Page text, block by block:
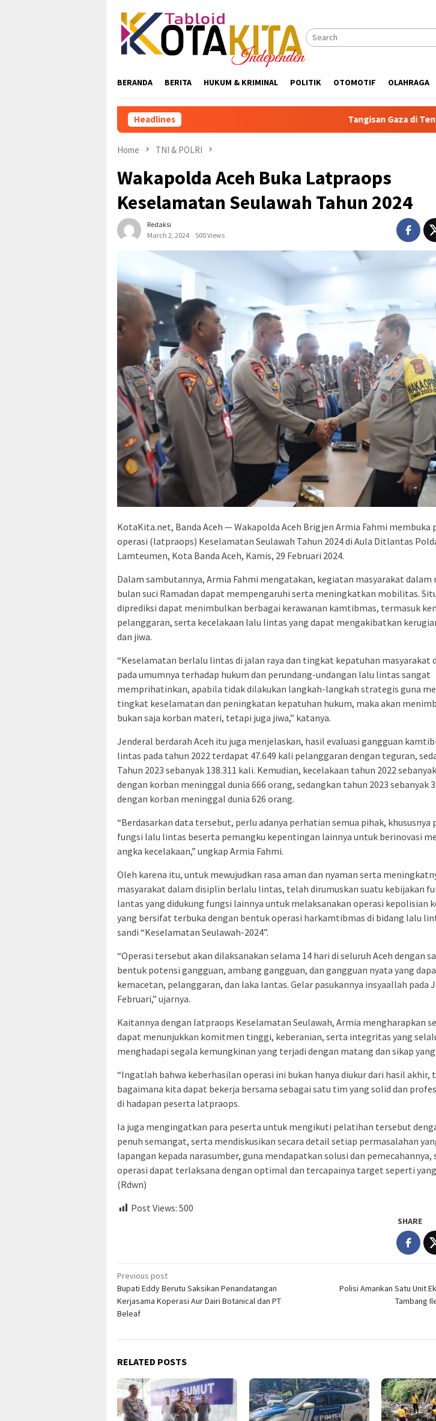
content
BERANDA BERITA HUKUM & KRIMINAL POLITIK OTOMOTIF OLAHRAGA
Headlines Tangisan Gaza di Tengah Gempuran:
Home TNI & POLRI
Wakapolda Aceh Buka Latpraops
Keselamatan Seulawah Tahun 2024
Redaksi
March 2, 2024
500 Views
KotaKita.net, Banda Aceh — Wakapolda Aceh Brigjen Armia Fahmi membuka
operasi (latpraops) Keselamatan Seulawah Tahun 2024 di Aula Ditlantas
Lamteumen, Kota Banda Aceh, Kamis, 29 Februari 2024.
Dalam sambutannya, Armia Fahmi mengatakan, kegiatan masyarakat dalam
bulan suci Ramadan dapat mempengaruhi serta meningkatkan mobilitas.
diprediksi dapat menimbulkan berbagai kerawanan kamtibmas, termasuk
pelanggaran, serta kecelakaan lalu lintas yang dapat mengakibatkan
dan jiwa.
“Keselamatan berlalu lintas di jalan raya dan tingkat kepatuhan masyarakat
pada umumnya terhadap hukum dan perundang-undangan lalu lintas sangat
memprihatinkan, apabila tidak dilakukan langkah-langkah strategis guna
tingkat keselamatan dan peningkatan kepatuhan hukum, maka akan
bukan saja korban materi, tetapi juga jiwa,” katanya.
Jenderal berdarah Aceh itu juga menjelaskan, hasil evaluasi gangguan
lintas pada tahun 2022 terdapat 47.649 kali pelanggaran dengan teguran,
Tahun 2023 sebanyak 138.311 kali. Kemudian, kecelakaan tahun 2022
dengan korban meninggal dunia 666 orang, sedangkan tahun 2023 sebanyak
dengan korban meninggal dunia 626 orang.
“Berdasarkan data tersebut, perlu adanya perhatian semua pihak, khususnya
fungsi lalu lintas beserta pemangku kepentingan lainnya untuk berinovasi
angka kecelakaan,” ungkap Armia Fahmi.
Oleh karena itu, untuk mewujudkan rasa aman dan nyaman serta
masyarakat dalam disiplin berlalu lintas, telah dirumuskan suatu kebijakan
lantas yang didukung fungsi lainnya untuk melaksanakan operasi kepolisian
yang bersifat terbuka dengan bentuk operasi harkamtibmas di bidang lalu
sandi “Keselamatan Seulawah-2024”.
“Operasi tersebut akan dilaksanakan selama 14 hari di seluruh Aceh dengan
bentuk potensi gangguan, ambang gangguan, dan gangguan nyata yang
kemacetan, pelanggaran, dan laka lantas. Gelar pasukannya insyaallah pada
Februari,” ujarnya.
Kaitannya dengan latpraops Keselamatan Seulawah, Armia mengharapkan
dapat menunjukkan komitmen tinggi, keberanian, serta integritas yang
menghadapi segala kemungkinan yang terjadi dengan matang dan sikap
“Ingatlah bahwa keberhasilan operasi ini bukan hanya diukur dari hasil akhir,
bagaimana kita dapat bekerja bersama sebagai satu tim yang solid dan
di hadapan peserta latpraops.
Ia juga mengingatkan para peserta untuk mengikuti pelatihan tersebut
penuh semangat, serta mendiskusikan secara detail setiap permasalahan
lapangan kepada narasumber, guna mendapatkan solusi dan pemecahannya,
operasi dapat terlaksana dengan optimal dan tercapainya target seperti
(Rdwn)
Post Views: 500
SHARE
Post
navigation
Previous post
Bupati Eddy Berutu Saksikan Penandatangan
Kerjasama Koperasi Aur Dairi Botanical dan PT
Beleaf
Polisi Amankan Satu Unit
Tambang
RELATED POSTS